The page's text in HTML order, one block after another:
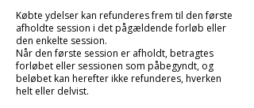
Købte ydelser kan refunderes frem til den første
afholdte session i det pågældende forløb eller
den enkelte session.
Når den første session er afholdt, betragtes
forløbet eller sessionen som påbegyndt, og
beløbet kan herefter ikke refunderes, hverken
helt eller delvist.